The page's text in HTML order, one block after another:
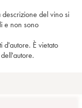
del vino si
e non sono
d'autore. È vietato